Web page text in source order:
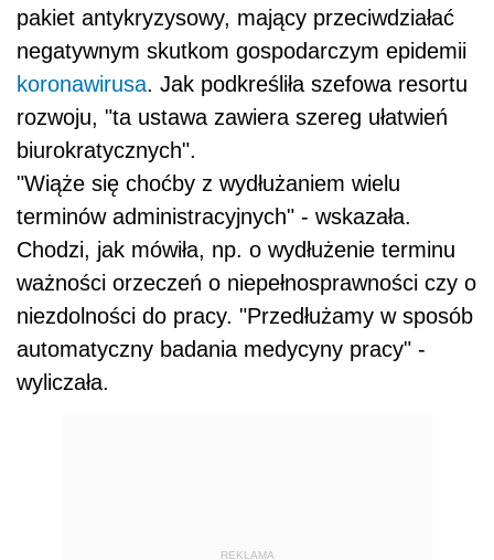
pakiet antykryzysowy, mający przeciwdziałać
negatywnym skutkom gospodarczym epidemii
koronawirusa. Jak podkreśliła szefowa resortu
rozwoju, "ta ustawa zawiera szereg ułatwień
biurokratycznych".
"Wiąże się choćby z wydłużaniem wielu
terminów administracyjnych" - wskazała.
Chodzi, jak mówiła, np. o wydłużenie terminu
ważności orzeczeń o niepełnosprawności czy o
niezdolności do pracy. "Przedłużamy w sposób
automatyczny badania medycyny pracy" -
wyliczała.
REKLAMA